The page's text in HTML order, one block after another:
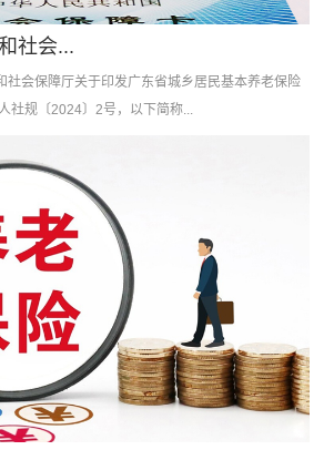
社会...
会保障厅关于印发广东省城乡居民基本养老保险
社规〔2024〕2号，以下简称...